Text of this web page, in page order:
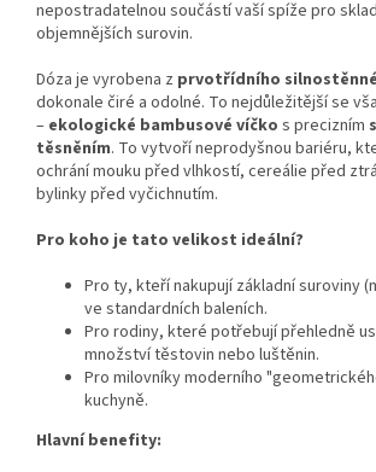
nepostradatelnou součástí vaší spíže pro
objemnějších surovin.
Dóza je vyrobena z prvotřídního
dokonale čiré a odolné. To nejdůležitější se
– ekologické bambusové víčko s precizním
těsněním. To vytvoří neprodyšnou bariéru,
ochrání mouku před vlhkostí, cereálie před
bylinky před vyčichnutím.
Pro koho je tato velikost ideální?
Pro ty, kteří nakupují základní suroviny
ve standardních baleních.
Pro rodiny, které potřebují přehledně
množství těstovin nebo luštěnin.
Pro milovníky moderního
kuchyně.
Hlavní benefity: